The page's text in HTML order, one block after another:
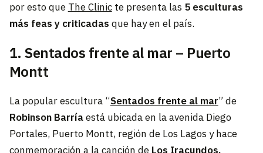
por esto que The Clinicte presenta las 5 esculturas
más feas y criticadas que hay en el país.
1. Sentados frente al mar – Puerto
Montt
La popular escultura “Sentados frente al mar” de
Robinson Barríaestá ubicada en la avenida Diego
Portales, Puerto Montt, región de Los Lagos y hace
conmemoración a la canción deLos Iracundos.